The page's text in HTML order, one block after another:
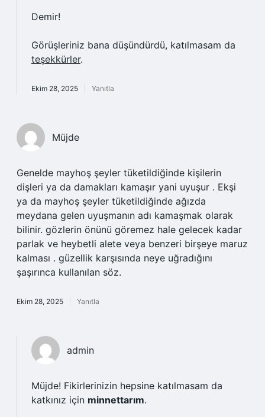
Demir!
Görüşleriniz bana düşündürdü, katılmasam da
teşekkürler.
Ekim 28, 2025 Yanıtla
Müjde
Genelde mayhoş şeyler tüketildiğinde kişilerin
dişleri ya da damakları kamaşır yani uyuşur . Ekşi
ya da mayhoş şeyler tüketildiğinde ağızda
meydana gelen uyuşmanın adı kamaşmak olarak
bilinir. gözlerin önünü göremez hale gelecek kadar
parlak ve heybetli alete veya benzeri birşeye maruz
kalması . güzellik karşısında neye uğradığını
şaşırınca kullanılan söz.
Ekim 28, 2025 Yanıtla
admin
Müjde! Fikirlerinizin hepsine katılmasam da
katkınız için minnettarım.